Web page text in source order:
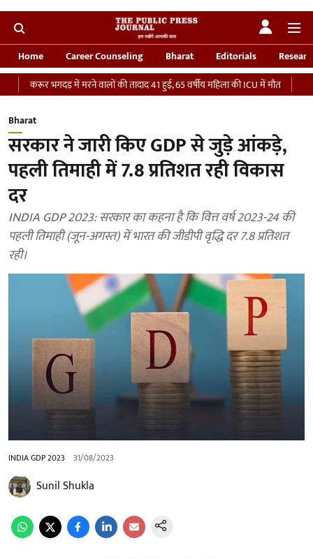
Home Career Counseling Bharat Editorials
भगदड़ में मरने वालों की तादाद 41 हुई, 65 वर्षीय महिला की ICU में मौत
‘भारतीय सेना
Bharat
सरकार ने जारी किए GDP से जुड़े आंकड़े,
पहली तिमाही में 7.8 प्रतिशत रही विकास
दर
INDIA GDP 2023: सरकार का कहना है कि वित्त वर्ष 2023-24 की
पहली तिमाही (जून-अगस्त) में भारत की जीडीपी वृद्धि दर 7.8 प्रतिशत
रही।
INDIA GDP 2023 31/08/2023
Sunil Shukla